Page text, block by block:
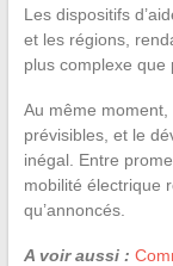
Les dispositifs
et les régions,
plus complexe que
Au même moment,
prévisibles, et le
inégal. Entre
mobilité électrique
qu’annoncés.
A voir aussi :